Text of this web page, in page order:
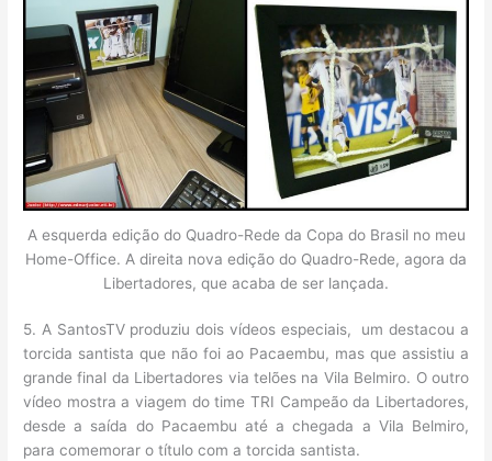
A esquerda edição do Quadro-Rede da Copa do Brasil no meu
Home-Office. A direita nova edição do Quadro-Rede, agora da
Libertadores, que acaba de ser lançada.
5. A SantosTV produziu dois vídeos especiais, um destacou a
torcida santista que não foi ao Pacaembu, mas que assistiu a
grande final da Libertadores via telões na Vila Belmiro. O outro
vídeo mostra a viagem do time TRI Campeão da Libertadores,
desde a saída do Pacaembu até a chegada a Vila Belmiro,
para comemorar o título com a torcida santista.